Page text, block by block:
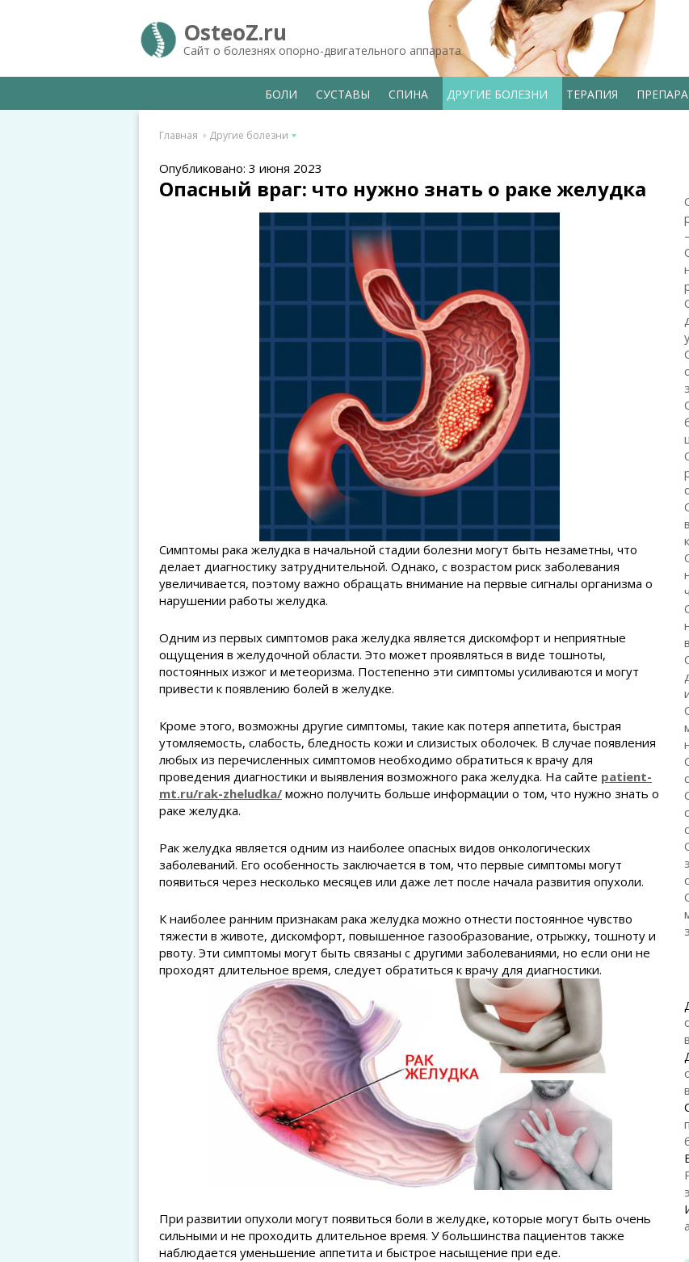
OsteoZ.ru
Сайт о болезнях опорно-двигательного аппарата
БОЛИ СУСТАВЫ СПИНА ДРУГИЕ БОЛЕЗНИ ТЕРАПИЯ
Главная Другие болезни
Опубликовано: 3 июня 2023
Опасный враг: что нужно знать о раке желудка
Симптомы рака желудка в начальной стадии болезни могут быть незаметны, что
делает диагностику затруднительной. Однако, с возрастом риск заболевания
увеличивается, поэтому важно обращать внимание на первые сигналы организма о
нарушении работы желудка.
Одним из первых симптомов рака желудка является дискомфорт и неприятные
ощущения в желудочной области. Это может проявляться в виде тошноты,
постоянных изжог и метеоризма. Постепенно эти симптомы усиливаются и могут
привести к появлению болей в желудке.
Кроме этого, возможны другие симптомы, такие как потеря аппетита, быстрая
утомляемость, слабость, бледность кожи и слизистых оболочек. В случае появления
любых из перечисленных симптомов необходимо обратиться к врачу для
проведения диагностики и выявления возможного рака желудка. На сайте patient-
mt.ru/rak-zheludka/ можно получить больше информации о том, что нужно знать о
раке желудка.
Рак желудка является одним из наиболее опасных видов онкологических
заболеваний. Его особенность заключается в том, что первые симптомы могут
появиться через несколько месяцев или даже лет после начала развития опухоли.
К наиболее ранним признакам рака желудка можно отнести постоянное чувство
тяжести в животе, дискомфорт, повышенное газообразование, отрыжку, тошноту и
рвоту. Эти симптомы могут быть связаны с другими заболеваниями, но если они не
проходят длительное время, следует обратиться к врачу для диагностики.
При развитии опухоли могут появиться боли в желудке, которые могут быть очень
сильными и не проходить длительное время. У большинства пациентов также
наблюдается уменьшение аппетита и быстрое насыщение при еде.